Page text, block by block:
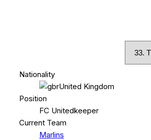
Nationality
United Kingdom
Position
FC Unitedkeeper
Current Team
Marlins